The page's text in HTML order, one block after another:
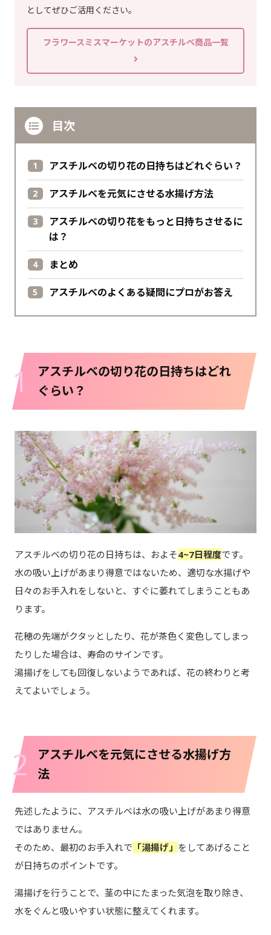
としてぜひご活用ください。
フラワースミスマーケットのアスチルベ商品一覧
目次
アスチルベの切り花の日持ちはどれぐらい？
アスチルベを元気にさせる水揚げ方法
アスチルベの切り花をもっと日持ちさせるに
は？
まとめ
アスチルベのよくある疑問にプロがお答え
1
アスチルベの切り花の日持ちはどれ
ぐらい？
アスチルベの切り花の日持ちは、およそ4~7日程度です。
水の吸い上げがあまり得意ではないため、適切な水揚げや
日々のお手入れをしないと、すぐに萎れてしまうこともあ
ります。
花穂の先端がクタッとしたり、花が茶色く変色してしまっ
たりした場合は、寿命のサインです。
湯揚げをしても回復しないようであれば、花の終わりと考
えてよいでしょう。
2
アスチルベを元気にさせる水揚げ方
法
先述したように、アスチルベは水の吸い上げがあまり得意
ではありません。
そのため、最初のお手入れで 「湯揚げ」 をしてあげること
が日持ちのポイントです。
湯揚げを行うことで、茎の中にたまった気泡を取り除き、
水をぐんと吸いやすい状態に整えてくれます。